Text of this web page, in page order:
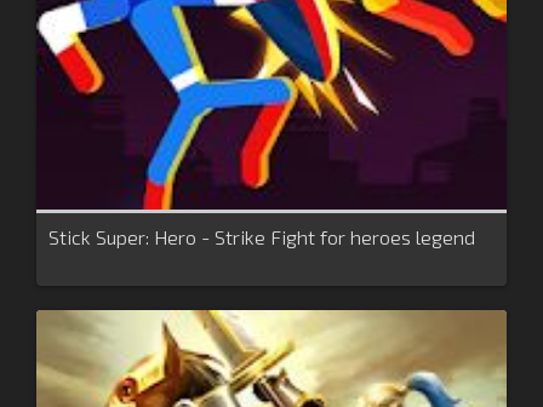
Stick Super: Hero - Strike Fight for heroes legend